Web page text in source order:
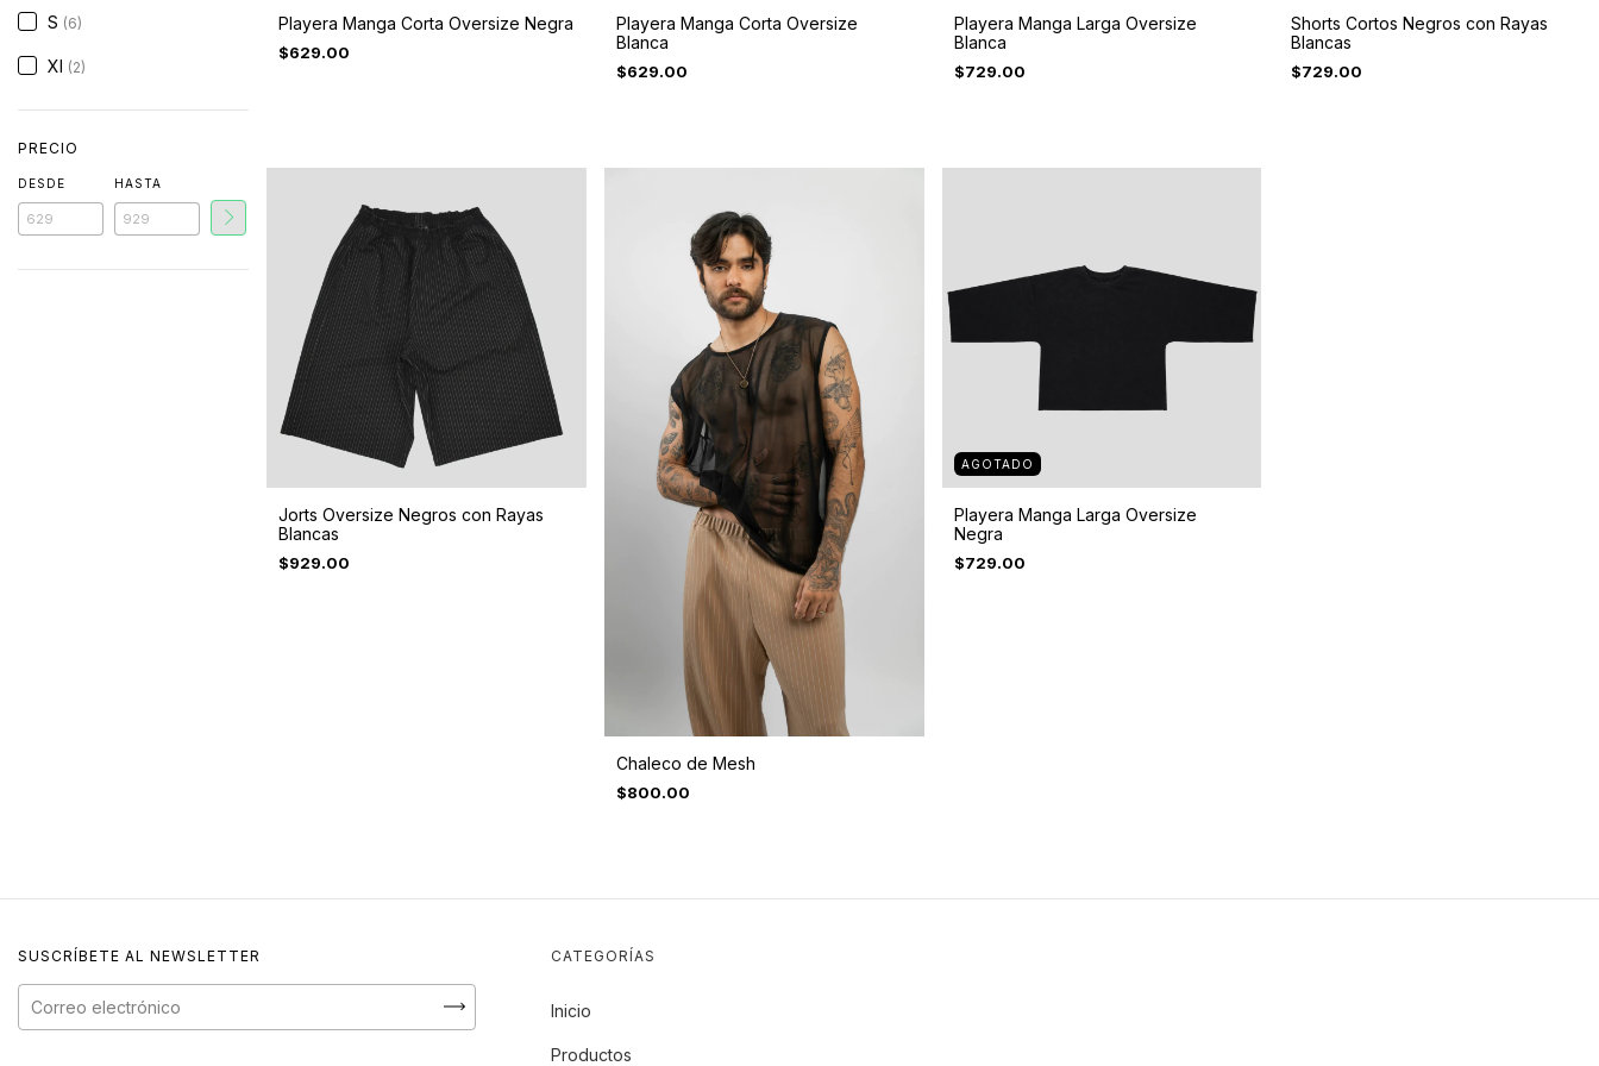
S (6)
Xl (2)
PRECIO
DESDE HASTA
Playera Manga Corta Oversize Negra
$629.00
Playera Manga Corta Oversize
Blanca
$629.00
Playera Manga Larga Oversize
Blanca
$729.00
Shorts Cortos Negros con Rayas
Blancas
$729.00
Jorts Oversize Negros con Rayas
Blancas
$929.00
Chaleco de Mesh
$800.00
AGOTADO
Playera Manga Larga Oversize
Negra
$729.00
SUSCRÍBETE AL NEWSLETTER CATEGORÍAS
Inicio
Productos